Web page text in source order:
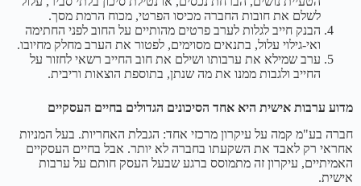
לשלם את חובות החברה מכיסו הפרטי, מכוח הרמת מסך.
הבנק חייב לגלות לערב פרטים מהותיים על החוב לפני החתימה
ואי-גילוי עלול, בתנאים מסוימים, לפטור את הערב מחלק מחיובו.
ערב שמילא את ערבותו ושילם את חוב החייב רשאי לחזור על
החייב ולגבות ממנו את מה שנתן, בתוספת הוצאות וריבית.
מדוע ערבות אישית היא אחד הסיכונים הגדולים בחיים העסקיים
חברה בע"מ קמה על עיקרון מרכזי אחד: הגבלת האחריות. בעל המניות
אחראי רק לאבד את השקעתו בחברה לא יותר. אבל בחיים העסקיים
האמיתיים, עיקרון זה מתמוסס ברגע שבעל העסק חותם על ערבות
אישית.